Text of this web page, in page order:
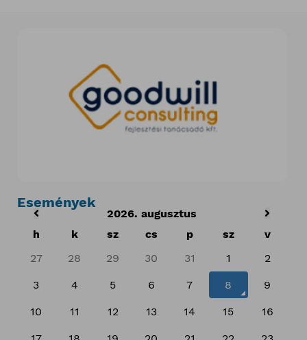
Események
2026. augusztus
h
k sz cs p sz
v
27
28 29 30 31 1 2
3 4 5 6 7 8 9
10 11 12 13 14 15 16